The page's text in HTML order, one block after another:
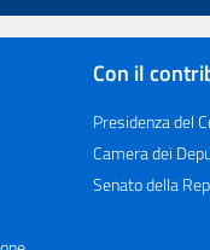
Con il
Presidenza del
Camera dei
Senato della